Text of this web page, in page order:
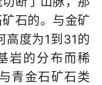
石的。与金矿
高度为1到31的
岩的分布而稀
青金石矿石类